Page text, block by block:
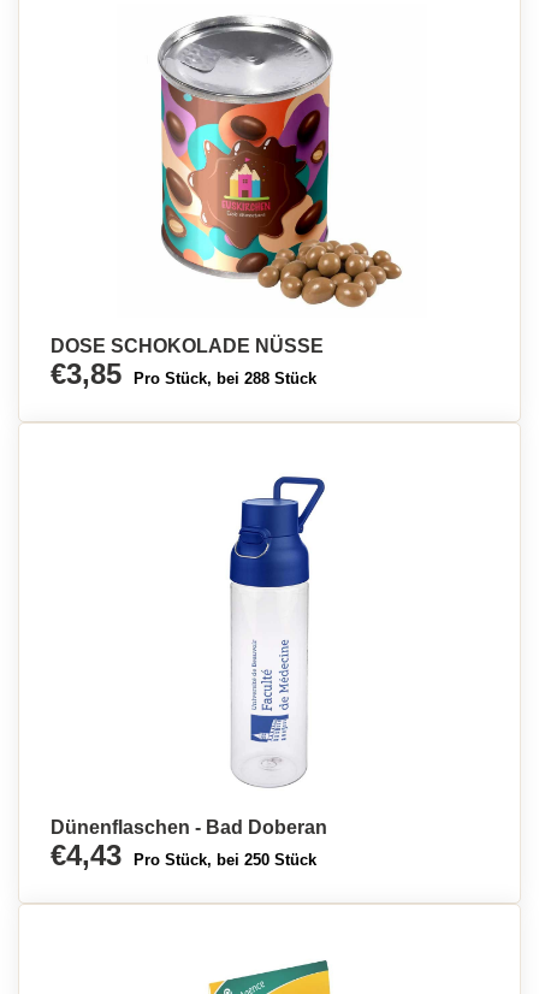
DOSE SCHOKOLADE NÜSSE
€3,85 Pro Stück, bei 288 Stück
Dünenflaschen - Bad Doberan
€4,43 Pro Stück, bei 250 Stück